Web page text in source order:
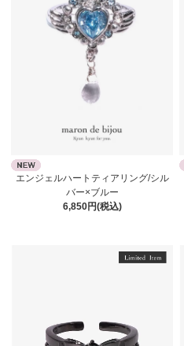
エンジェルハートティアリング/シル
バー×ブルー
6,850円(税込)